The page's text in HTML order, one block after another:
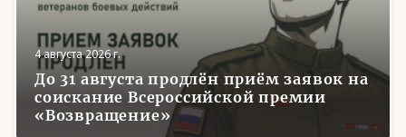
4 августа 2026 г.
До 31 августа продлён приём заявок на
соискание Всероссийской премии
«Возвращение»